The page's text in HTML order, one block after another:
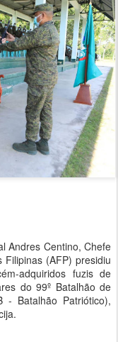
Andres Centino, Chefe
(AFP) presidiu
adquiridos fuzis de
do 99º Batalhão de
- Batalhão Patriótico),